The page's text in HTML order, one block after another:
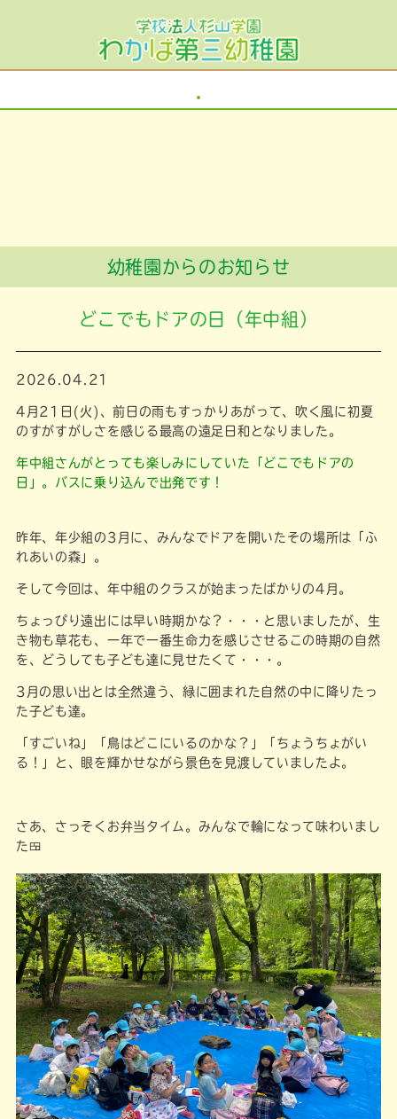
幼稚園からのお知らせ
どこでもドアの日（年中組）
2026.04.21
4月21日(火)、前日の雨もすっかりあがって、吹く風に初夏
のすがすがしさを感じる最高の遠足日和となりました。
年中組さんがとっても楽しみにしていた「どこでもドアの
日」。バスに乗り込んで出発です！
昨年、年少組の3月に、みんなでドアを開いたその場所は「ふ
れあいの森」。
そして今回は、年中組のクラスが始まったばかりの4月。
ちょっぴり遠出には早い時期かな？・・・と思いましたが、生
き物も草花も、一年で一番生命力を感じさせるこの時期の自然
を、どうしても子ども達に見せたくて・・・。
3月の思い出とは全然違う、緑に囲まれた自然の中に降りたっ
た子ども達。
「すごいね」「鳥はどこにいるのかな？」「ちょうちょがい
る！」と、眼を輝かせながら景色を見渡していましたよ。
さあ、さっそくお弁当タイム。みんなで輪になって味わいまし
た🍱